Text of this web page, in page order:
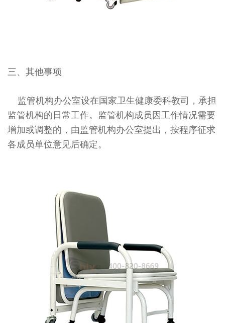
三、其他事项
监管机构办公室设在国家卫生健康委科教司，承担
监管机构的日常工作。监管机构成员因工作情况需要
增加或调整的，由监管机构办公室提出，按程序征求
各成员单位意见后确定。